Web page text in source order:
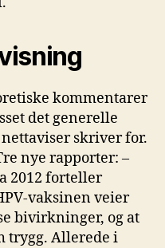
kommentarer
det generelle
skriver for.
nye rapporter: –
2012 forteller
vaksinen veier
bivirkninger, og at
trygg. Allerede i